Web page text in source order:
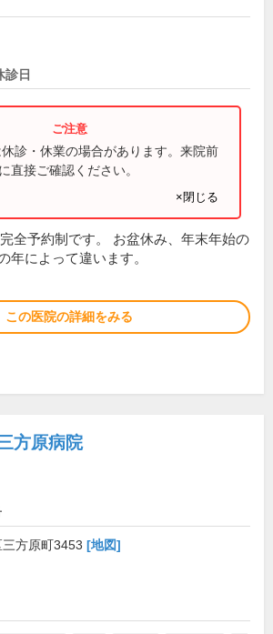
診日
診・休業の場合があります。来院前
直接ご確認ください。
×閉じる
全予約制です。 お盆休み、年末年始の
年によって違います。
この医院の詳細をみる
方原病院
方原町3453 [地図]